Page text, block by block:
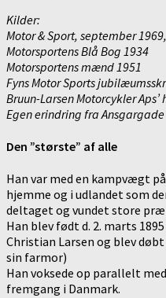
Kilder:
Motor & Sport, september 1969,
Motorsportens Blå Bog 1934
Motorsportens mænd 1951
Fyns Motor Sports
Bruun-Larsen Motorcykler
Egen erindring fra Ansgargade
Den ”største” af alle
Han var med en kampvægt
hjemme og i udlandet som
deltaget og vundet store
Han blev født d. 2. marts
Christian Larsen og blev
sin farmor)
Han voksede op parallelt
fremgang i Danmark.